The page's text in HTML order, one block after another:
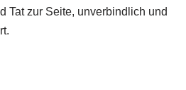
Tat zur Seite, unverbindlich und